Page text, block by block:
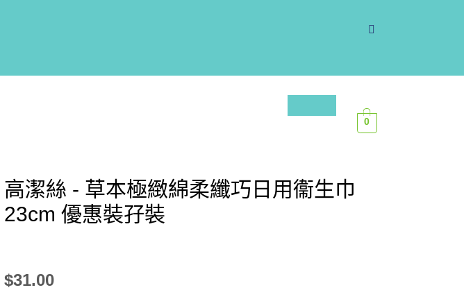
0
高潔絲 - 草本極緻綿柔纖巧日用衞生巾
23cm 優惠裝孖裝
$31.00